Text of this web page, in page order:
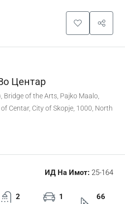
Центар
Bridge of the Arts, Pajko Maalo,
Centar, City of Skopje, 1000, North
ИД На Имот: 25-164
2
1
66